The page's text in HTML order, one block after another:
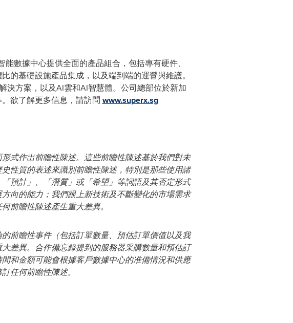
數據中心提供全面的產品組合，包括專有硬件、
的基礎設施產品集成，以及端到端的運營與維護。
方案，以及AI雲和AI智慧體。公司總部位於新加
欲了解更多信息，請訪問 www.superx.sg
式作出前瞻性陳述。這些前瞻性陳述基於我們對未
性質的表述來識別前瞻性陳述，特別是那些使用諸
預計」、「潛質」或「希望」等詞語及其否定形式
向的能力；我們跟上新技術及不斷變化的市場需求
前瞻性陳述產生重大差異。
前瞻性事件（包括訂單數量、預估訂單價值以及我
差異。合作備忘錄提到的服務器采購數量和預估訂
和金額可能會根據客戶數據中心的准備情況和供應
任何前瞻性陳述。